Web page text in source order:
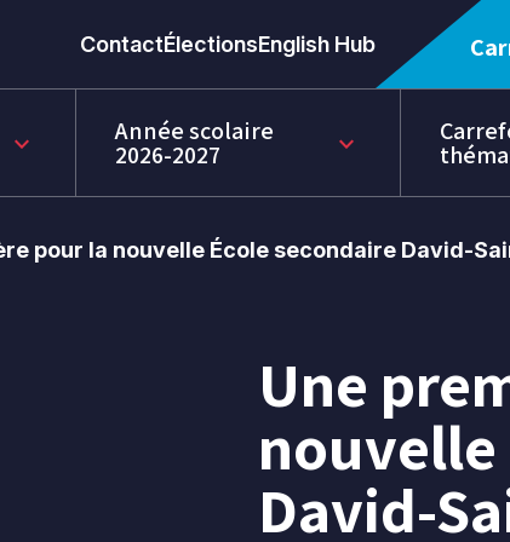
ContactÉlectionsEnglish Hub
keyboard_arrow_down Année scolaire
2026-2027 keyboard_arrow_down
pour la nouvelle École secondaire David-
23
juin
Une
nouvelle
David-